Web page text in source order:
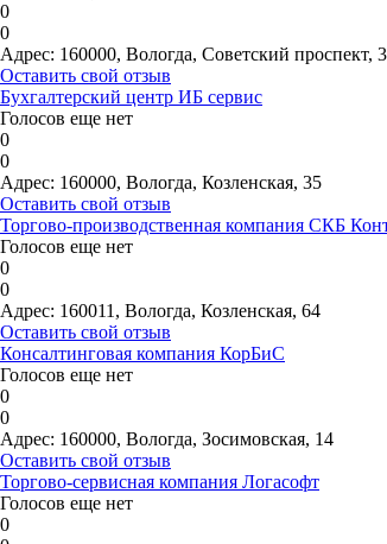
0
0
Адрес: 160000, Вологда, Советский проспект,
Оставить свой отзыв
Бухгалтерский центр ИБ сервис
Голосов еще нет
0
0
Адрес: 160000, Вологда, Козленская, 35
Оставить свой отзыв
Торгово-производственная компания СКБ
Голосов еще нет
0
0
Адрес: 160011, Вологда, Козленская, 64
Оставить свой отзыв
Консалтинговая компания КорБиС
Голосов еще нет
0
0
Адрес: 160000, Вологда, Зосимовская, 14
Оставить свой отзыв
Торгово-сервисная компания Логасофт
Голосов еще нет
0